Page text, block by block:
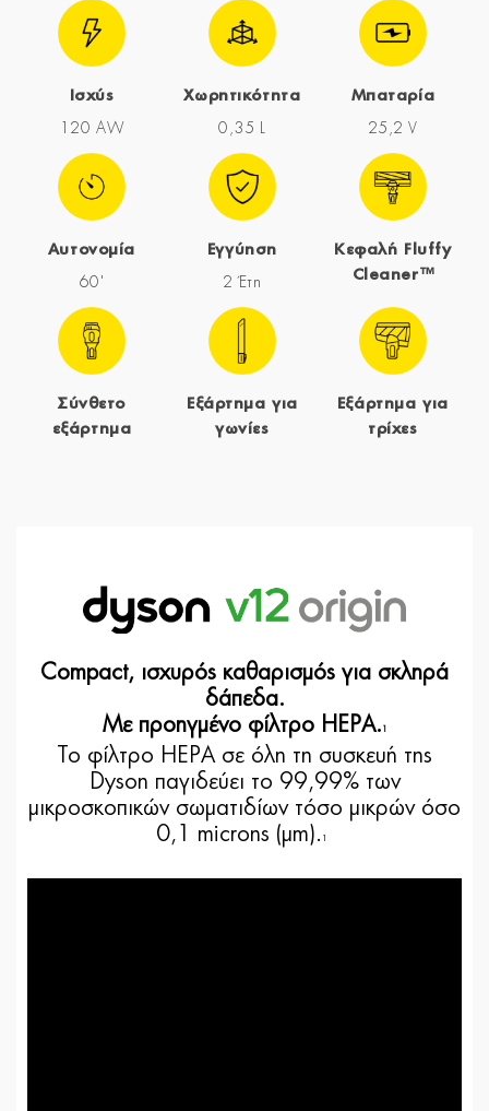
Ισχύς
120 AW
Χωρητικότητα
0,35 L
Μπαταρία
25,2 V
Αυτονομία
60'
Εγγύηση
2 Έτη
Κεφαλή Fluffy
Cleaner™
Σύνθετο
εξάρτημα
Εξάρτημα για
γωνίες
Εξάρτημα για
τρίχες
Compact, ισχυρός καθαρισμός για σκληρά
δάπεδα.
Με προηγμένο φίλτρο HEPA. 1
Το φίλτρο HEPA σε όλη τη συσκευή της
Dyson παγιδεύει το 99,99% των
μικροσκοπικών σωματιδίων τόσο μικρών όσο
0,1 microns (μm). 1